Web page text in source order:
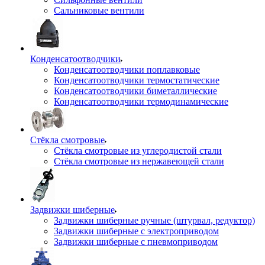
Сальниковые вентили
Конденсатоотводчики
Конденсатоотводчики поплавковые
Конденсатоотводчики термостатические
Конденсатоотводчики биметаллические
Конденсатоотводчики термодинамические
Стёкла смотровые
Стёкла смотровые из углеродистой стали
Стёкла смотровые из нержавеющей стали
Задвижки шиберные
Задвижки шиберные ручные (штурвал, редуктор)
Задвижки шиберные с электроприводом
Задвижки шиберные с пневмоприводом